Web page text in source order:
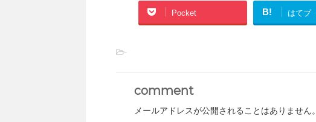
Pocket B! はてブ
-
comment
メールアドレスが公開されることはありません。